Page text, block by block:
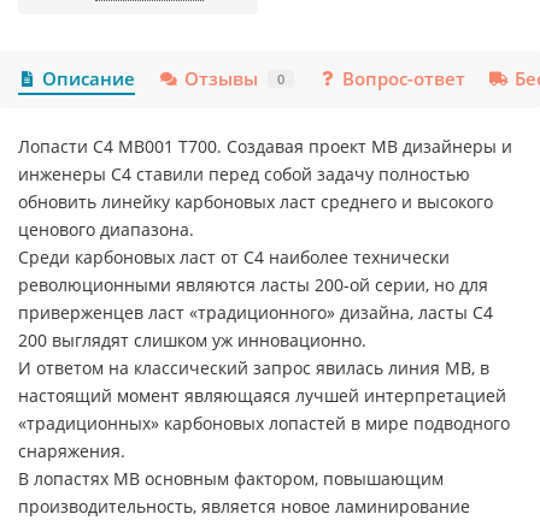
Описание Отзывы 0 Вопрос-ответ
Лопасти C4 MB001 T700. Создавая проект MB дизайнеры и
инженеры C4 ставили перед собой задачу полностью
обновить линейку карбоновых ласт среднего и высокого
ценового диапазона.
Среди карбоновых ласт от C4 наиболее технически
революционными являются ласты 200-ой серии, но для
приверженцев ласт «традиционного» дизайна, ласты C4
200 выглядят слишком уж инновационно.
И ответом на классический запрос явилась линия MB, в
настоящий момент являющаяся лучшей интерпретацией
«традиционных» карбоновых лопастей в мире подводного
снаряжения.
В лопастях MB основным фактором, повышающим
производительность, является новое ламинирование